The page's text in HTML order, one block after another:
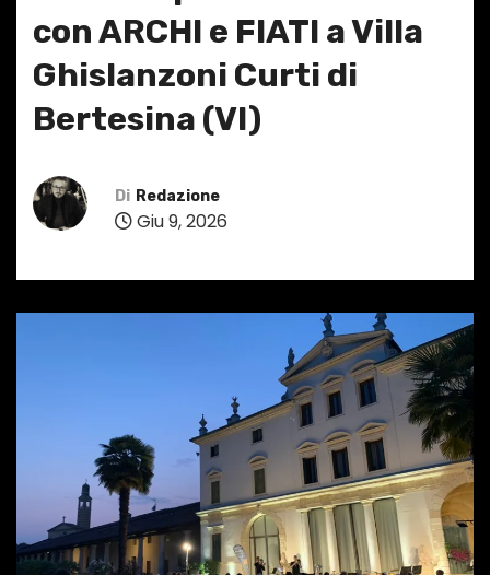
con ARCHI e FIATI a Villa
Ghislanzoni Curti di
Bertesina (VI)
Di Redazione
Giu 9, 2026